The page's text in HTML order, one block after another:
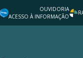
OUVIDORIA
ACESSO À INFORMAÇÃO